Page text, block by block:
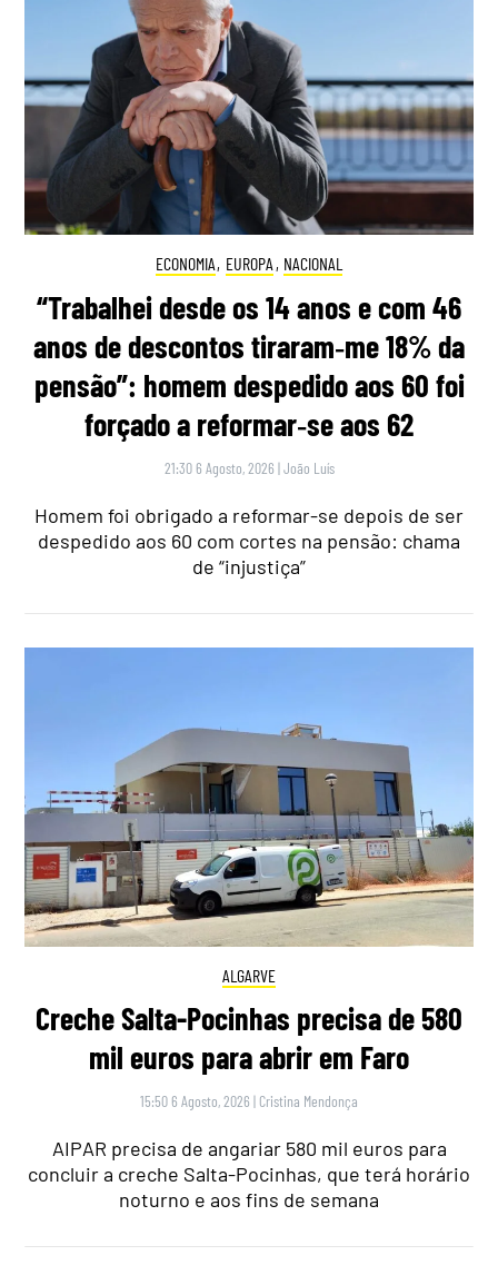
ECONOMIA, EUROPA , NACIONAL
“Trabalhei desde os 14 anos e com 46
anos de descontos tiraram‑me 18% da
pensão”: homem despedido aos 60 foi
forçado a reformar‑se aos 62
21:30 6 Agosto, 2026 |João Luís
Homem foi obrigado a reformar-se depois de ser
despedido aos 60 com cortes na pensão: chama
de “injustiça”
ALGARVE
Creche Salta-Pocinhas precisa de 580
mil euros para abrir em Faro
15:50 6 Agosto, 2026 | Cristina Mendonça
AIPAR precisa de angariar 580 mil euros para
concluir a creche Salta-Pocinhas, que terá horário
noturno e aos fins de semana